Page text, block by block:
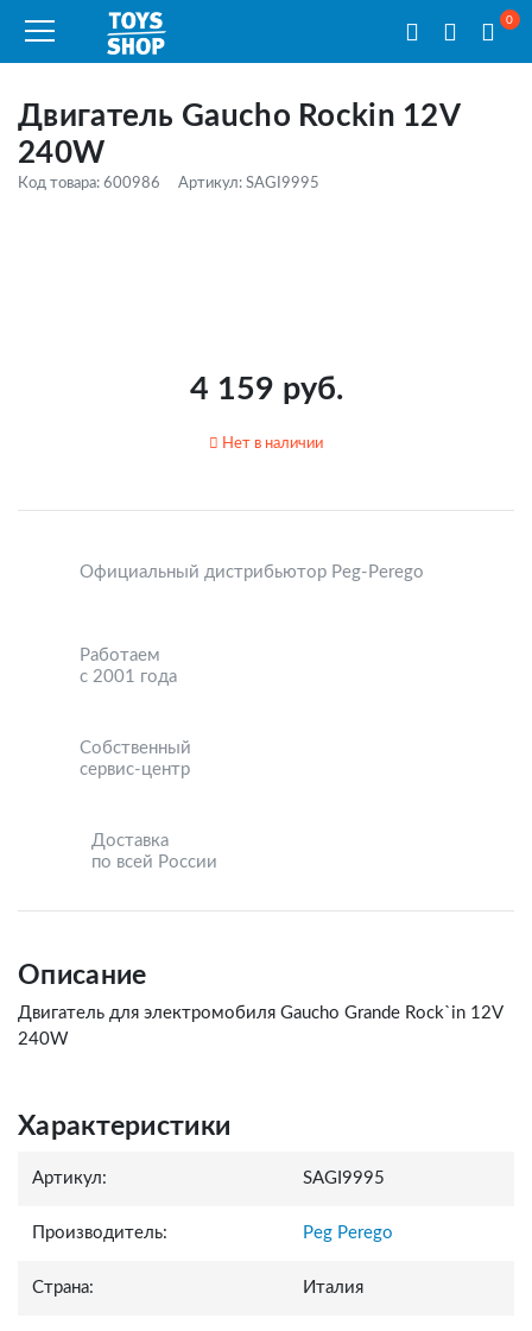
0
Двигатель Gaucho Rockin 12V
240W
Код товара: 600986 Артикул: SAGI9995
4 159 руб.
Нет в наличии
Официальный дистрибьютор Peg-Perego
Работаем
с 2001 года
Собственный
сервис-центр
Доставка
по всей России
Описание
Двигатель для электромобиля Gaucho Grande Rock`in 12V
240W
Характеристики
Артикул: SAGI9995
Производитель: Peg Perego
Страна: Италия